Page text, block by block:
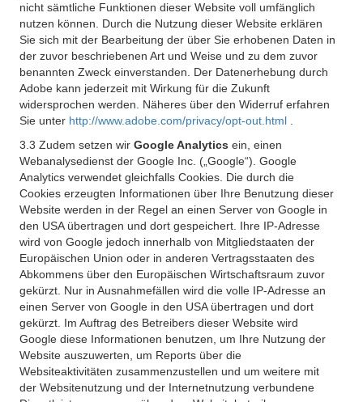
nicht sämtliche Funktionen dieser Website voll umfänglich
nutzen können. Durch die Nutzung dieser Website erklären
Sie sich mit der Bearbeitung der über Sie erhobenen Daten in
der zuvor beschriebenen Art und Weise und zu dem zuvor
benannten Zweck einverstanden. Der Datenerhebung durch
Adobe kann jederzeit mit Wirkung für die Zukunft
widersprochen werden. Näheres über den Widerruf erfahren
Sie unter http://www.adobe.com/privacy/opt-out.html
3.3 Zudem setzen wir Google Analytics ein, einen
Webanalysedienst der Google Inc. („Google“). Google
Analytics verwendet gleichfalls Cookies. Die durch die
Cookies erzeugten Informationen über Ihre Benutzung dieser
Website werden in der Regel an einen Server von Google in
den USA übertragen und dort gespeichert. Ihre IP-Adresse
wird von Google jedoch innerhalb von Mitgliedstaaten der
Europäischen Union oder in anderen Vertragsstaaten des
Abkommens über den Europäischen Wirtschaftsraum zuvor
gekürzt. Nur in Ausnahmefällen wird die volle IP-Adresse an
einen Server von Google in den USA übertragen und dort
gekürzt. Im Auftrag des Betreibers dieser Website wird
Google diese Informationen benutzen, um Ihre Nutzung der
Website auszuwerten, um Reports über die
Websiteaktivitäten zusammenzustellen und um weitere mit
der Websitenutzung und der Internetnutzung verbundene